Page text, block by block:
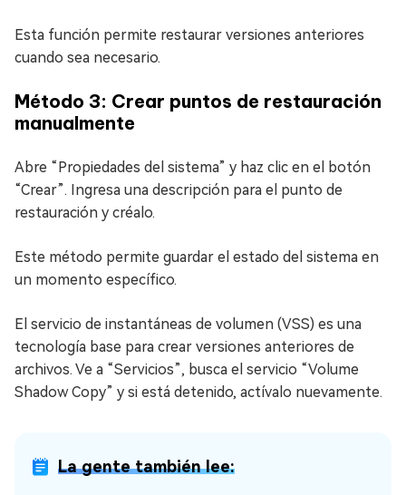
Esta función permite restaurar versiones anteriores
cuando sea necesario.
Método 3: Crear puntos de restauración
manualmente
Abre “Propiedades del sistema” y haz clic en el botón
“Crear”. Ingresa una descripción para el punto de
restauración y créalo.
Este método permite guardar el estado del sistema en
un momento específico.
El servicio de instantáneas de volumen (VSS) es una
tecnología base para crear versiones anteriores de
archivos. Ve a “Servicios”, busca el servicio “Volume
Shadow Copy” y si está detenido, actívalo nuevamente.
La gente también lee: